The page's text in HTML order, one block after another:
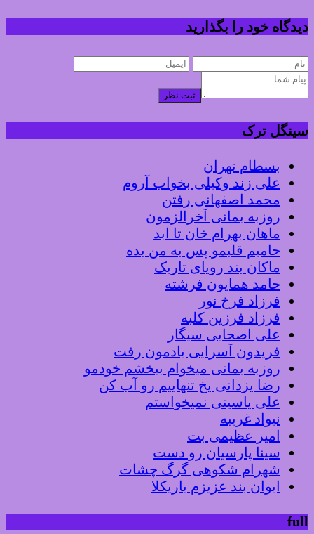
دیدگاه خود را بگذارید
ثبت نظر
سینگل ترک
بسطام تهران
علی زند وکیلی بخواب آروم
محمد اصفهانی رفتن
روزبه بمانی آخرالزمون
ماهان بهرام خان تا ابد
حامیم قلبمو پس به من بده
ماکان بند رویای تاریک
حامد همایون فرشته
فرزاد فرخ نور
فرزاد فرزین کلبه
علی اصحابی سیگار
فریدون آسرایی یادمون رفت
روزبه بمانی میخوام ببخشم خودمو
رضا یزدانی یخ تنهاییم رو آب کن
علی یاسینی نمیخواستم
نیواد غریبه
امیر عظیمی بت
سینا پارسیان رو دست
شهرام شکوهی گرگ چشات
ایوان بند عزیزم باریکلا
full